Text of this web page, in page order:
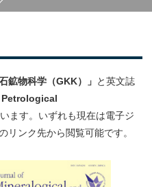
石鉱物科学（GKK）」 と英文誌
ます。いずれも現在は電子ジ
リンク先から閲覧可能です。